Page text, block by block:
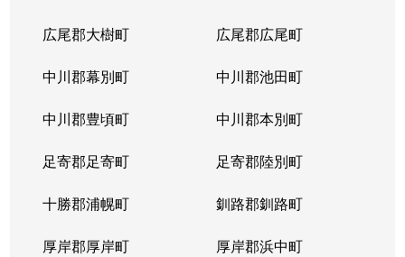
広尾郡大樹町 広尾郡広尾町
中川郡幕別町 中川郡池田町
中川郡豊頃町 中川郡本別町
足寄郡足寄町 足寄郡陸別町
十勝郡浦幌町 釧路郡釧路町
厚岸郡厚岸町 厚岸郡浜中町